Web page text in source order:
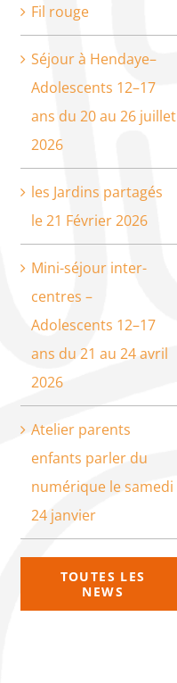
Fil rouge
Séjour à Hendaye–
Adolescents 12–17
ans du 20 au 26 juillet
2026
les Jardins partagés
le 21 Février 2026
Mini-séjour inter-
centres –
Adolescents 12–17
ans du 21 au 24 avril
2026
Atelier parents
enfants parler du
numérique le samedi
24 janvier
TOUTES LES
NEWS